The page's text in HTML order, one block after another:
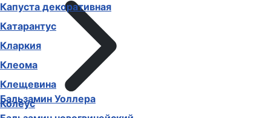
Бальзамин Уоллера
Капуста декоративная
Катарантус
Кларкия
Клеома
Клещевина
Колеус